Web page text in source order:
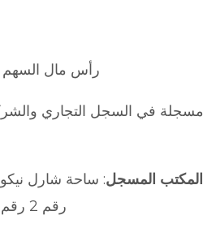
رأس مال السهم 50,000 درهم إماراتي
مسجلة في السجل التجاري
المكتب المسجل
رقم 2 رقم 20360 – الدار البيضاء